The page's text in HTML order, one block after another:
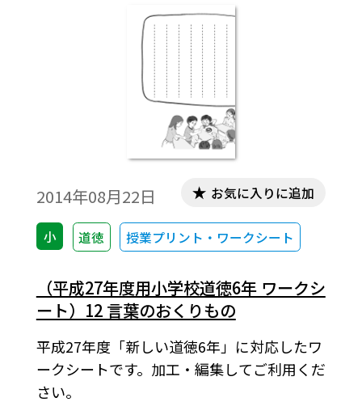
2014年08月22日
小 道徳 授業プリント・ワークシート
お気に入りに追加
（平成27年度用小学校道徳6年 ワークシ
ート）12 言葉のおくりもの
平成27年度「新しい道徳6年」に対応したワ
ークシートです。加工・編集してご利用くだ
さい。